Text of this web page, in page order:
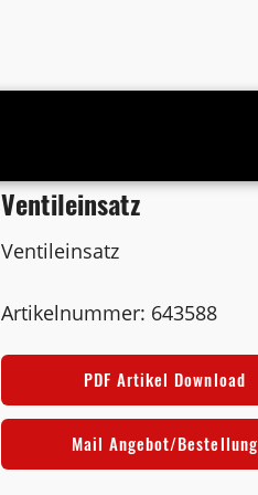
Ventileinsatz
Ventileinsatz
Artikelnummer: 643588
PDF Artikel Download
Mail Angebot/Bestellung